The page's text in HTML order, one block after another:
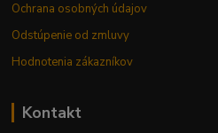
Ochrana osobných údajov
Odstúpenie od zmluvy
Hodnotenia zákazníkov
Kontakt